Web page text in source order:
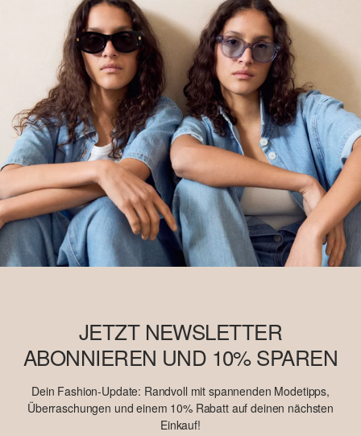
JETZT NEWSLETTER
ABONNIEREN UND 10% SPAREN
Dein Fashion-Update: Randvoll mit spannenden Modetipps,
Überraschungen und einem 10% Rabatt auf deinen nächsten
Einkauf!